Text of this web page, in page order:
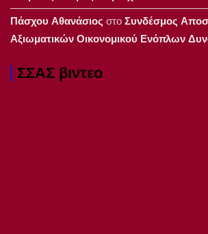
Πάσχου Αθανάσιος στοΣυνδέσμος
Αξιωματικών Οικονομικού Ενόπλων
ΣΣΑΣ βιντεο